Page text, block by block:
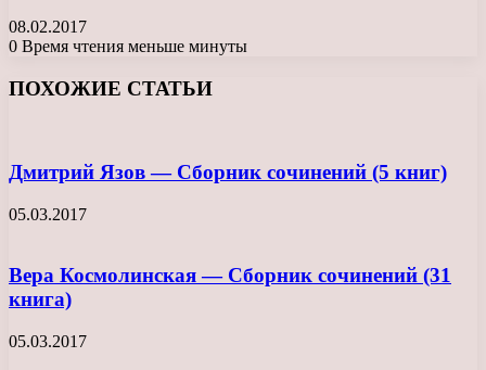
08.02.2017
0 Время чтения меньше минуты
ПОХОЖИЕ СТАТЬИ
Дмитрий Язов — Сборник сочинений (5 книг)
05.03.2017
Вера Космолинская — Сборник сочинений (31
книга)
05.03.2017